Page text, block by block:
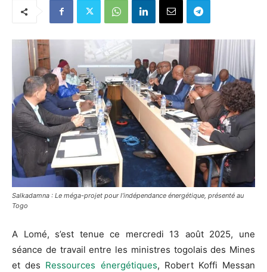
Salkadamna : Le méga-projet pour l’indépendance énergétique, présenté au
Togo
A Lomé, s’est tenue ce mercredi 13 août 2025, une
séance de travail entre les ministres togolais des Mines
et des Ressources énergétiques, Robert Koffi Messan